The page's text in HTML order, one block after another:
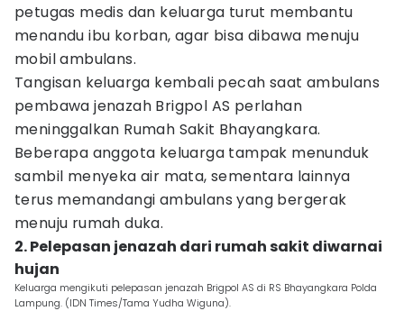
petugas medis dan keluarga turut membantu
menandu ibu korban, agar bisa dibawa menuju
mobil ambulans.
Tangisan keluarga kembali pecah saat ambulans
pembawa jenazah Brigpol AS perlahan
meninggalkan Rumah Sakit Bhayangkara.
Beberapa anggota keluarga tampak menunduk
sambil menyeka air mata, sementara lainnya
terus memandangi ambulans yang bergerak
menuju rumah duka.
2. Pelepasan jenazah dari rumah sakit diwarnai
hujan
Keluarga mengikuti pelepasan jenazah Brigpol AS di RS Bhayangkara Polda
Lampung. (IDN Times/Tama Yudha Wiguna).